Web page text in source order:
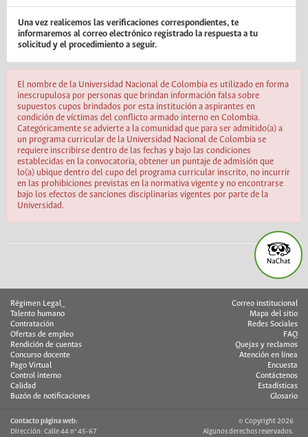
Una vez realicemos las verificaciones correspondientes, te
informaremos al correo electrónico registrado la respuesta a tu
solicitud y el procedimiento a seguir.
El nombre de la Universidad Nacional de Colombia es utilizado en forma
inescrupulosa por personas que brindan información falsa sobre
supuestos cupos brindados por esta institución a aspirantes en
condición de víctimas del conflicto armado interno en Colombia.
Categóricamente se advierte a la comunidad que para ser admitido(a) a
un programa curricular de la Universidad Nacional de Colombia se
requiere inscribirse dentro de las fechas y bajo las condiciones
establecidas en la convocatoria, obtener un puntaje de admisión que
lo(a) ubique dentro del cupo del programa curricular inscrito, no incurrir
en las prohibiciones previstas en la normativa vigente y no encontrarse
bajo los efectos de sanciones disciplinarias vigentes por parte de la
Universidad.
Régimen Legal_
Talento humano
Contratación
Ofertas de empleo
Rendición de cuentas
Concurso docente
Pago Virtual
Control interno
Calidad
Buzón de notificaciones
Correo institucional
Mapa del sitio
Redes Sociales
FAQ
Quejas y reclamos
Atención en línea
Encuesta
Contáctenos
Estadísticas
Glosario
Contacto página web:
Dirección: Calle 44 nº 45-67
© Copyright 2026
Algunos derechos reservados.